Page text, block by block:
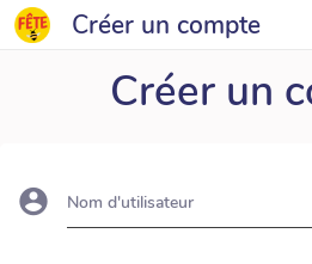
Créer un compte
Créer un
Nom d'utilisateur